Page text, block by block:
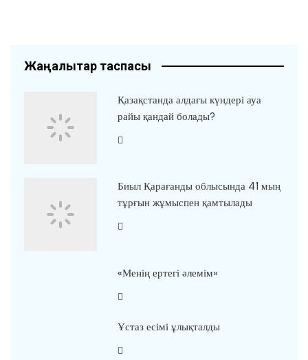
Жаңалықтар таспасы
Қазақстанда алдағы күндері ауа
райы қандай болады?
Биыл Қарағанды облысында 41 мың
тұрғын жұмыспен қамтылады
«Менің ертегі әлемім»
Ұстаз есімі ұлықталды